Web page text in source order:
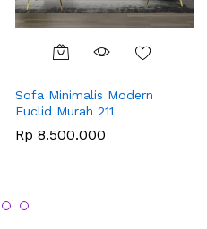
Sofa Minimalis Modern
Euclid Murah 211
Rp 8.500.000